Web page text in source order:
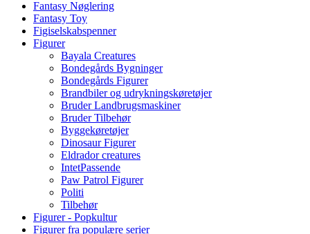
Fantasy Nøglering
Fantasy Toy
Figiselskabspenner
Figurer
Bayala Creatures
Bondegårds Bygninger
Bondegårds Figurer
Brandbiler og udrykningskøretøjer
Bruder Landbrugsmaskiner
Bruder Tilbehør
Byggekøretøjer
Dinosaur Figurer
Eldrador creatures
IntetPassende
Paw Patrol Figurer
Politi
Tilbehør
Figurer - Popkultur
Figurer fra populære serier